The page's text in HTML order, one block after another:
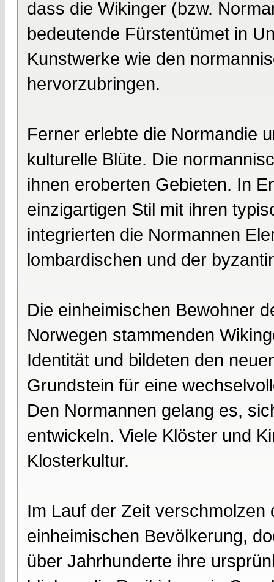
dass die Wikinger (bzw.
bedeutende Fürstentümet in
Kunstwerke wie den
hervorzubringen.
Ferner erlebte die Normandie
kulturelle Blüte. Die
ihnen eroberten Gebieten. In
einzigartigen Stil mit ihren
integrierten die Normannen
lombardischen und der
Die einheimischen Bewohner
Norwegen stammenden
Identität und bildeten den
Grundstein für eine
Den Normannen gelang es,
entwickeln. Viele Klöster und
Klosterkultur.
Im Lauf der Zeit
einheimischen Bevölkerung,
über Jahrhunderte ihre